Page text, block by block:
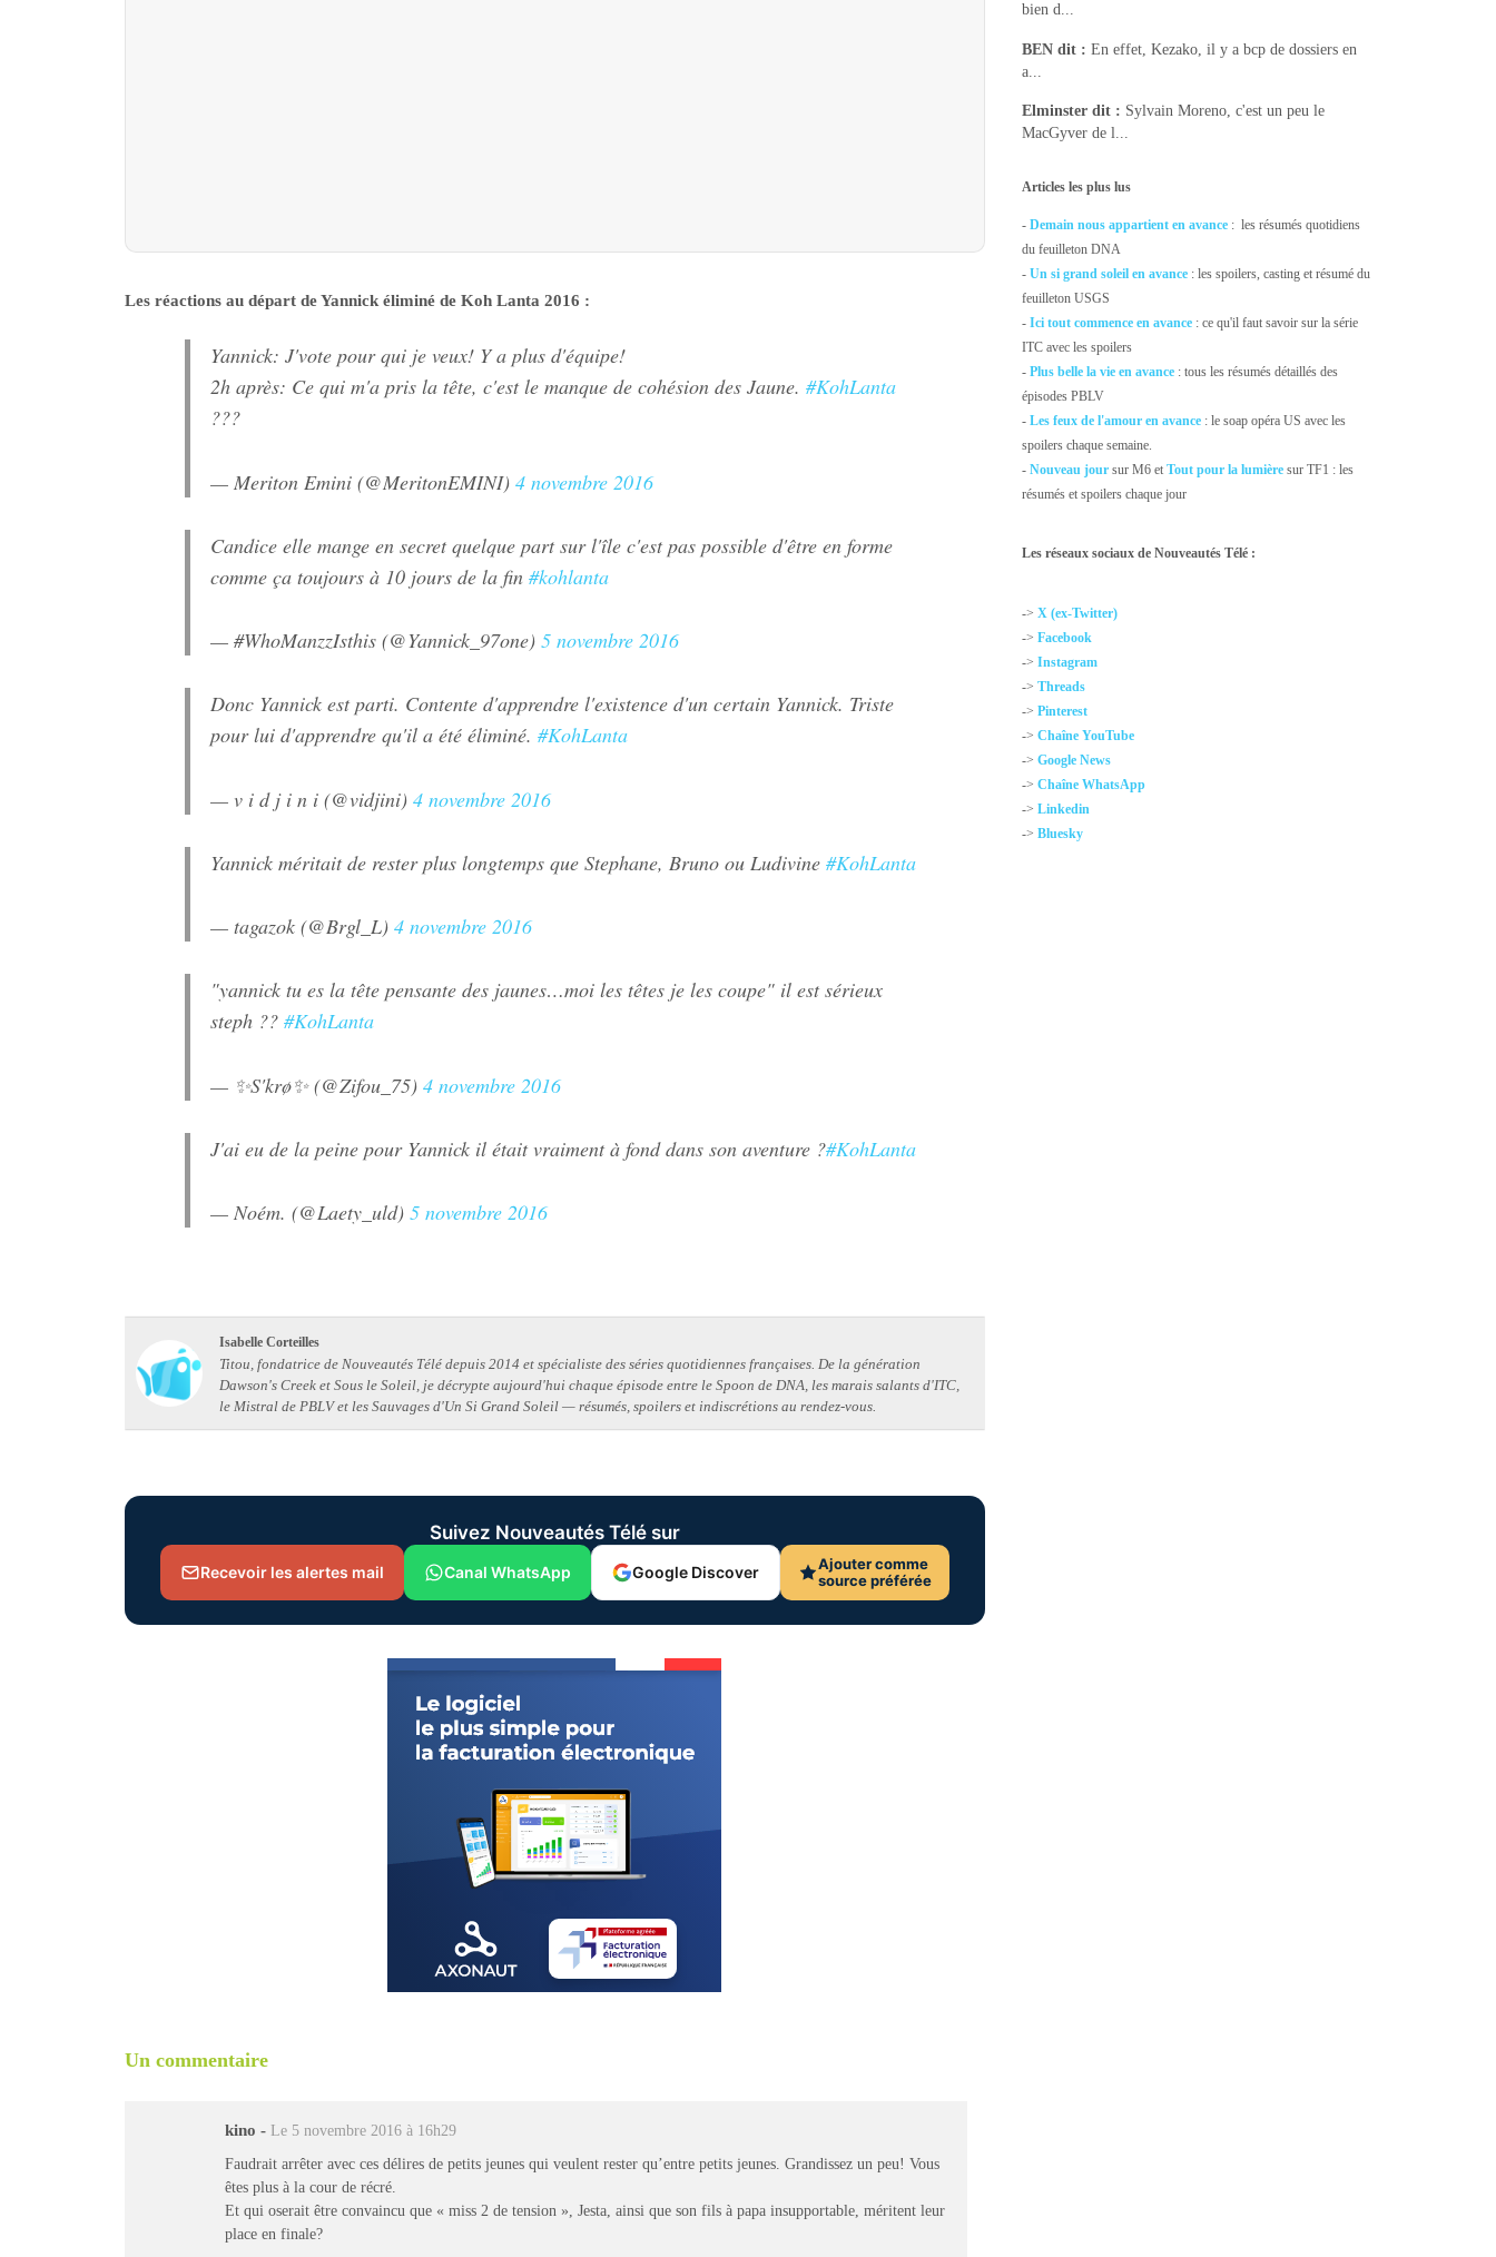
Les réactions au départ de Yannick éliminé de Koh Lanta 2016 :
Yannick: J'vote pour qui je veux! Y a plus d'équipe!
2h après: Ce qui m'a pris la tête, c'est le manque de cohésion des Jaune. #KohLanta
???
— Meriton Emini (@MeritonEMINI) 4 novembre 2016
Candice elle mange en secret quelque part sur l'île c'est pas possible d'être en forme
comme ça toujours à 10 jours de la fin #kohlanta
— #WhoManzzIsthis (@Yannick_97one) 5 novembre 2016
Donc Yannick est parti. Contente d'apprendre l'existence d'un certain Yannick. Triste
pour lui d'apprendre qu'il a été éliminé. #KohLanta
— v i d j i n i (@vidjini) 4 novembre 2016
Yannick méritait de rester plus longtemps que Stephane, Bruno ou Ludivine #KohLanta
— tagazok (@Brgl_L) 4 novembre 2016
"yannick tu es la tête pensante des jaunes…moi les têtes je les coupe" il est sérieux
steph ?? #KohLanta
— ✨S'krø✨ (@Zifou_75) 4 novembre 2016
J'ai eu de la peine pour Yannick il était vraiment à fond dans son aventure ?#KohLanta
— Noém. (@Laety_uld) 5 novembre 2016
Isabelle Corteilles
Titou, fondatrice de Nouveautés Télé depuis 2014 et spécialiste des séries quotidiennes françaises. De la génération
Dawson's Creek et Sous le Soleil, je décrypte aujourd'hui chaque épisode entre le Spoon de DNA, les marais salants d'ITC,
le Mistral de PBLV et les Sauvages d'Un Si Grand Soleil — résumés, spoilers et indiscrétions au rendez-vous.
Suivez Nouveautés Télé sur
Recevoir les alertes mail Canal WhatsApp Google Discover
Ajouter comme
source préférée
Un commentaire
kino - Le 5 novembre 2016 à 16h29
Faudrait arrêter avec ces délires de petits jeunes qui veulent rester qu’entre petits jeunes. Grandissez un peu! Vous
êtes plus à la cour de récré.
Et qui oserait être convaincu que « miss 2 de tension », Jesta, ainsi que son fils à papa insupportable, méritent leur
place en finale?
bien d...
BEN dit : En effet, Kezako, il y a bcp de dossiers en
a...
Elminster dit : Sylvain Moreno, c'est un peu le
MacGyver de l...
Articles les plus lus
-Demain nous appartient en avance : les résumés quotidiens
du feuilleton DNA
-Un si grand soleil en avance : les spoilers, casting et résumé du
feuilleton USGS
-Ici tout commence en avance : ce qu'il faut savoir sur la série
ITC avec les spoilers
- Plus belle la vie en avance : tous les résumés détaillés des
épisodes PBLV
-Les feux de l'amour en avance : le soap opéra US avec les
spoilers chaque semaine.
-Nouveau jour sur M6 etTout pour la lumière sur TF1 : les
résumés et spoilers chaque jour
Les réseaux sociaux de Nouveautés Télé :
->X (ex-Twitter)
->Facebook
->Instagram
->Threads
->Pinterest
->Chaîne YouTube
->Google News
->Chaîne WhatsApp
->Linkedin
->Bluesky